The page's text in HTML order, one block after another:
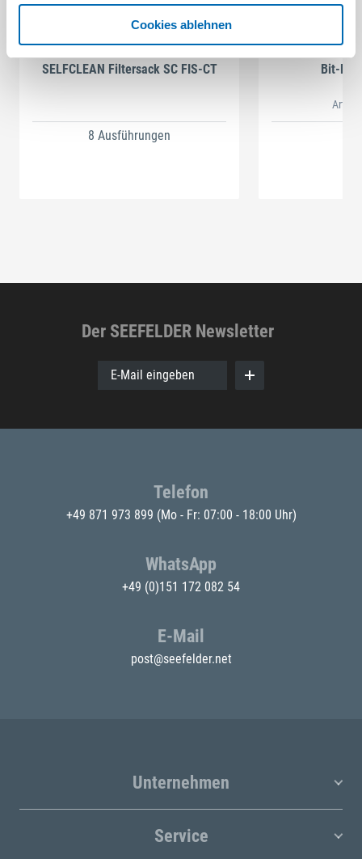
Cookies ablehnen
Festool
SELFCLEAN Filtersack SC FIS-CT
8 Ausführungen
Bit-
Der SEEFELDER Newsletter
E-Mail eingeben
Telefon
+49 871 973 899 (Mo - Fr: 07:00 - 18:00 Uhr)
WhatsApp
+49 (0)151 172 082 54
E-Mail
post@seefelder.net
Unternehmen
Service